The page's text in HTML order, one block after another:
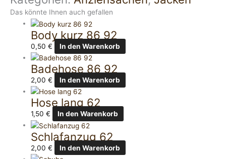
Das könnte Ihnen auch gefallen
Body kurz 86 92
0,50€ In den Warenkorb
Badehose 86 92
2,00€ In den Warenkorb
Hose lang 62
1,50€ In den Warenkorb
Schlafanzug 62
2,00€ In den Warenkorb